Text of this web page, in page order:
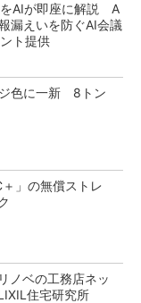
AIが即座に解説 A
漏えいを防ぐAI会議
ト提供
色に一新 8トン
」の無償ストレ
ノベの工務店ネッ
住宅研究所